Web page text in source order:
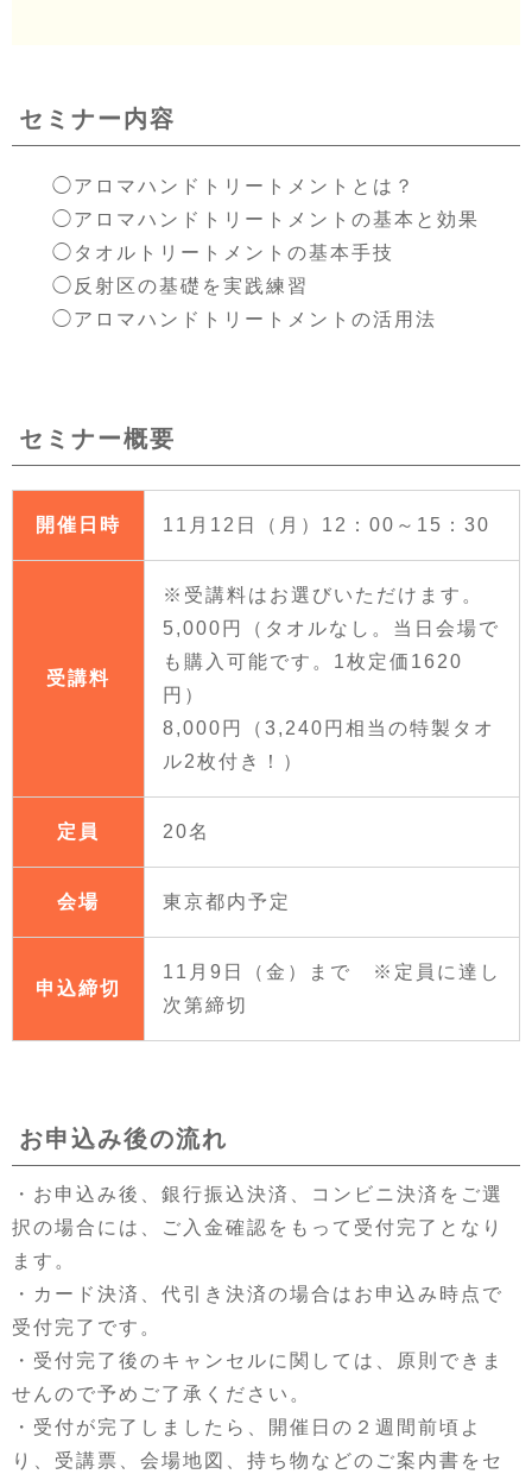
セミナー内容
◯アロマハンドトリートメントとは？
◯アロマハンドトリートメントの基本と効果
◯タオルトリートメントの基本手技
◯反射区の基礎を実践練習
◯アロマハンドトリートメントの活用法
セミナー概要
開催日時 11月12日（月）12：00～15：30
受講料
※受講料はお選びいただけます。
5,000円（タオルなし。当日会場で
も購入可能です。1枚定価1620
円）
8,000円（3,240円相当の特製タオ
ル2枚付き！）
定員 20名
会場 東京都内予定
申込締切
11月9日（金）まで ※定員に達し
次第締切
お申込み後の流れ
・お申込み後、銀行振込決済、コンビニ決済をご選
択の場合には、ご入金確認をもって受付完了となり
ます。
・カード決済、代引き決済の場合はお申込み時点で
受付完了です。
・受付完了後のキャンセルに関しては、原則できま
せんので予めご了承ください。
・受付が完了しましたら、開催日の２週間前頃よ
り、受講票、会場地図、持ち物などのご案内書をセ